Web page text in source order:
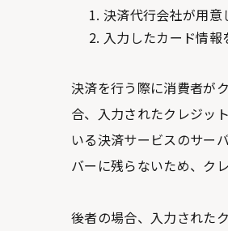
決済代行会社が用意
入力したカード情
決済を行う際に消費者が
合、入力されたクレジッ
いる決済サービスのサー
バーに残らないため、ク
後者の場合、入力された